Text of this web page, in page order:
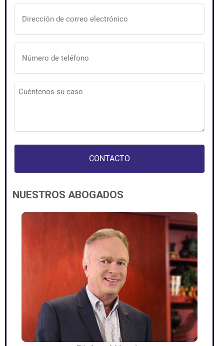
Dirección
de
correo
Número
de
teléfono
Cuéntenos
su
NUESTROS ABOGADOS